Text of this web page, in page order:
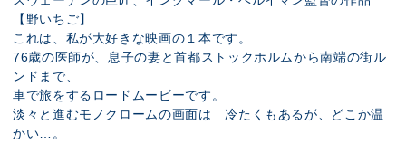
【野いちご】
これは、私が大好きな映画の１本です。
76歳の医師が、息子の妻と首都ストックホルムから南端の街ル
ンドまで、
車で旅をするロードムービーです。
淡々と進むモノクロームの画面は 冷たくもあるが、どこか温
かい…。